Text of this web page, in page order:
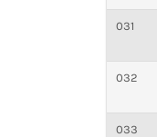
031
032
033